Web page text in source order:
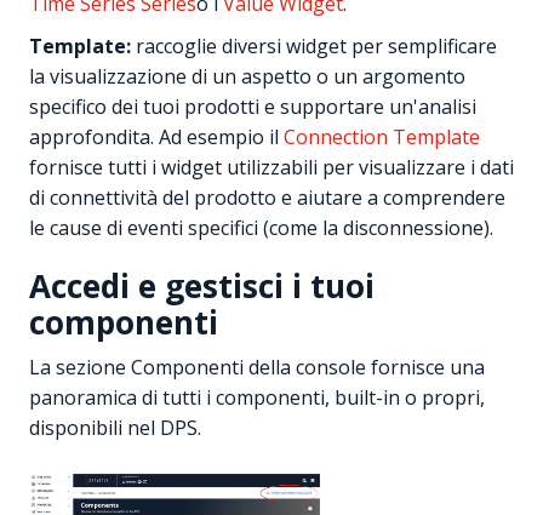
Template: raccoglie diversi widget per semplificare
la visualizzazione di un aspetto o un argomento
specifico dei tuoi prodotti e supportare un'analisi
approfondita. Ad esempio il Connection Template
fornisce tutti i widget utilizzabili per visualizzare i dati
di connettività del prodotto e aiutare a comprendere
le cause di eventi specifici (come la disconnessione).
Accedi e gestisci i tuoi
componenti
La sezione Componenti della console fornisce una
panoramica di tutti i componenti, built-in o propri,
disponibili nel DPS.